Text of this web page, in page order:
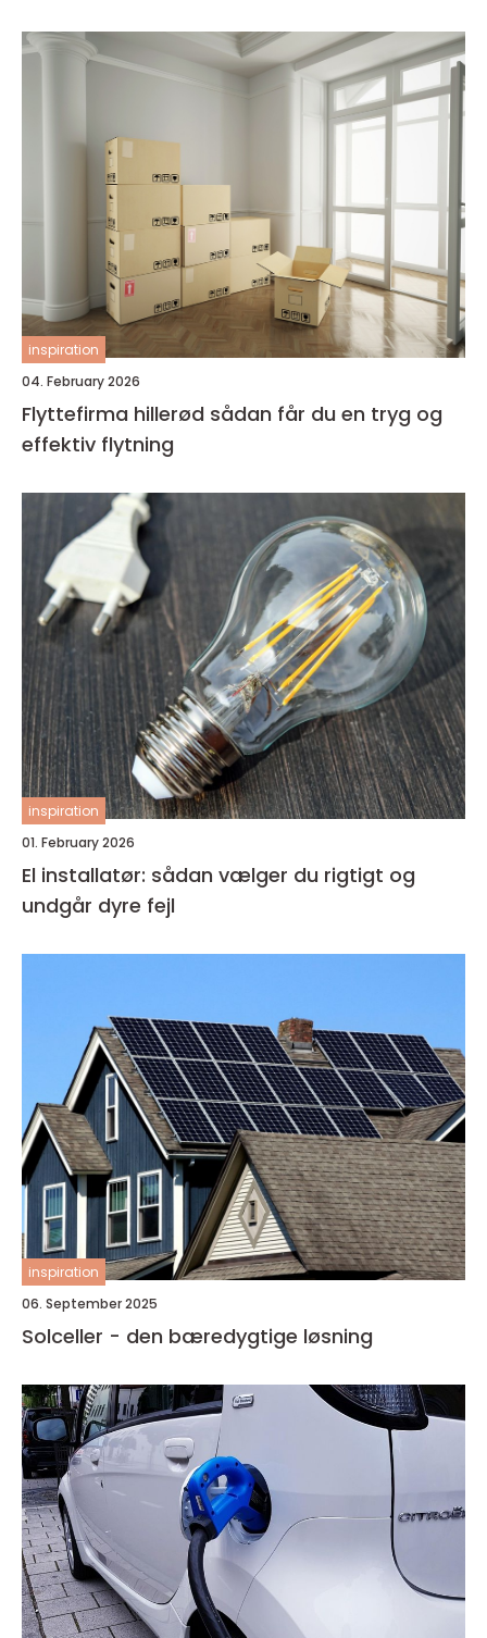
inspiration
04. February 2026
Flyttefirma hillerød sådan får du en tryg og
effektiv flytning
inspiration
01. February 2026
El installatør: sådan vælger du rigtigt og
undgår dyre fejl
inspiration
06. September 2025
Solceller - den bæredygtige løsning